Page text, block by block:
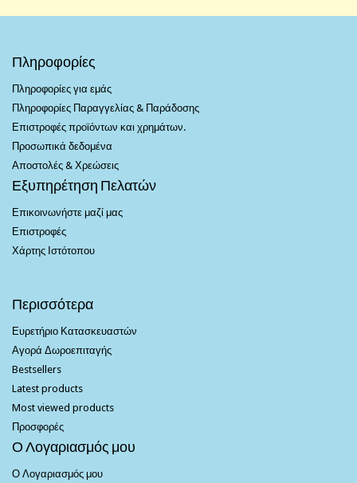
Πληροφορίες
Πληροφορίες για εμάς
Πληροφορίες Παραγγελίας & Παράδοσης
Επιστροφές προϊόντων και χρημάτων.
Προσωπικά δεδομένα
Αποστολές & Χρεώσεις
Εξυπηρέτηση Πελατών
Επικοινωνήστε μαζί μας
Επιστροφές
Χάρτης Ιστότοπου
Περισσότερα
Ευρετήριο Κατασκευαστών
Αγορά Δωροεπιταγής
Bestsellers
Latest products
Most viewed products
Προσφορές
Ο Λογαριασμός μου
Ο Λογαριασμός μου